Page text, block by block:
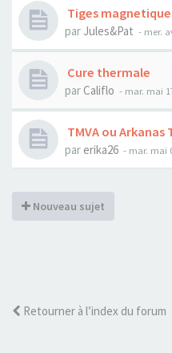
Tiges
par Jules&Pat - mer.
Cure thermale
par Califlo - mar. mai
TMVA ou
par erika26 - mar. mai
Nouveau sujet
Retourner à l’index du forum